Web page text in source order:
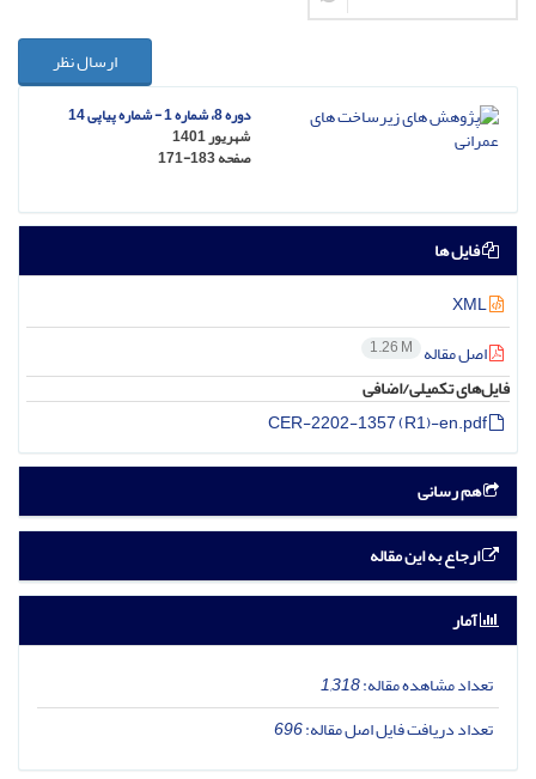
ارسال نظر
دوره 8، شماره 1 - شماره پیاپی 14
شهریور 1401
صفحه171-183
فایل ها
اصل مقاله 1.26 M
فایل‌های تکمیلی/اضافی
هم رسانی
ارجاع به این مقاله
آمار
تعداد مشاهده مقاله:1,318
تعداد دریافت فایل اصل مقاله:696